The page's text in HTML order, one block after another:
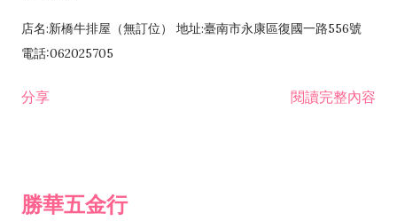
店名:新橋牛排屋（無訂位） 地址:臺南市永康區復國一路556號
電話:062025705
分享 閱讀完整內容
勝華五金行